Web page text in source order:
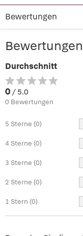
Bewertungen
Bewertungen
Durchschnitt
0 / 5.0
0 Bewertungen
5 Sterne (0)
4 Sterne (0)
3 Sterne (0)
2 Sterne (0)
1 Stern (0)